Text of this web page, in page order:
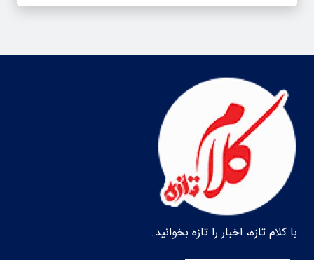
با کلام تازه، اخبار را تازه بخوانید.